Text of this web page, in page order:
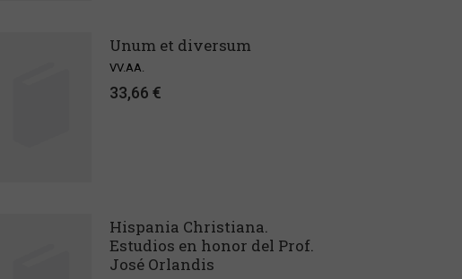
Unum et diversum
VV.AA.
33,66 €
Hispania Christiana.
Estudios en honor del Prof.
José Orlandis